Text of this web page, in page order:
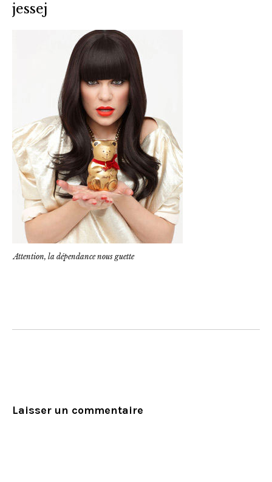
jessej
Attention, la dépendance nous guette
Laisser un commentaire